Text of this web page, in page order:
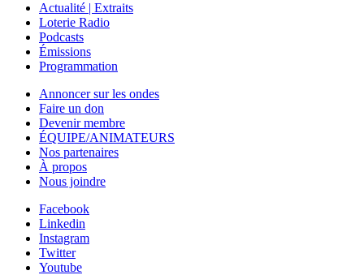
Actualité | Extraits
Loterie Radio
Podcasts
Émissions
Programmation
Annoncer sur les ondes
Faire un don
Devenir membre
ÉQUIPE/ANIMATEURS
Nos partenaires
À propos
Nous joindre
Facebook
Linkedin
Instagram
Twitter
Youtube